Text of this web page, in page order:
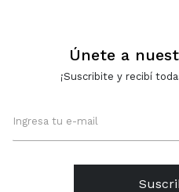
Únete a
¡Suscribite y recibí